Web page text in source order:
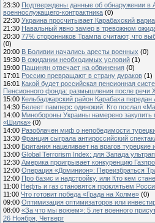
23:30 Подтверждены данные об обнаружении в
военнослужащего-контрактника (0)
22:30 Украина просчитывает Карабахский
21:30 Навальный явно замер в тревожном
20:30 77% сторонников Трампа считают, что
(0)
20:00 В Боливии начались аресты военных (0)
19:30 В ожидании необходимых условий (1)
19:00 Пашинян отвечает на обвинения (0)
17:01 Россию превращают в страну дураков (1)
16:01 Какой будет российская пенсионная
Пенсионного фонда: размышления после речи
15:00 Кельбаджарский район Карабаха передан
14:30 Белеет памперс одинокий: Кто послал
14:00 Минобороны Украины намерено
«Шилка» (0)
14:00 Разоблачен миф о непобедимости
13:30 Франция сыграла антироссийский
13:00 Британия нацеливает на врагов турецкие
13:00 Global Terrorism Index: для Запада
12:30 Америка проигрывает конкуренцию
12:00 Операция «Доминион»: Переизбраться
12:00 Про базис и надстройку, или Кто кем
11:00 Нефть и газ становятся проклятьем
11:00 Что готовит победа «Града на Холме» (0)
09:00 Оптимизация оптимизаторов или
08:00 «За что мы воюем»: 5 лет военного
26 Ноября, Четверг